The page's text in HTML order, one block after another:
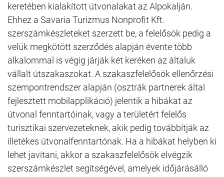
keretében kialakított útvonalakat az Alpokalján.
Ehhez a Savaria Turizmus Nonprofit Kft.
szerszámkészleteket szerzett be, a felelősök pedig a
velük megkötött szerződés alapján évente több
alkalommal is végig járják két keréken az általuk
vállalt útszakaszokat. A szakaszfelelősök ellenőrzési
szempontrendszer alapján (osztrák partnerek által
fejlesztett mobilapplikáció) jelentik a hibákat az
útvonal fenntartóinak, vagy a területért felelős
turisztikai szervezeteknek, akik pedig továbbítják az
illetékes útvonalfenntartónak. Ha a hibákat helyben ki
lehet javítani, akkor a szakaszfelelősök elvégzik
szerszámkészlet segítségével, amelyek időjárásálló